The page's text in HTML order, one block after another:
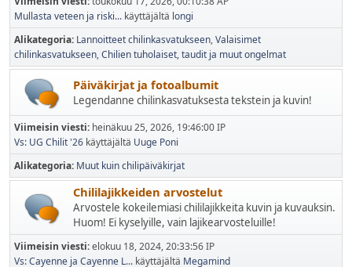
Mullasta veteen ja riski... käyttäjältä longi
Alikategoria Lannoitteet chilinkasvatukseen Valaisimet
chilinkasvatukseen Chilien tuholaiset, taudit ja muut ongelmat
Päiväkirjat ja fotoalbumit
Legendanne chilinkasvatuksesta tekstein ja kuvin!
Viimeisin viesti: heinäkuu 25, 2026, 19:46:00 IP
Vs: UG Chilit '26 käyttäjältä Uuge Poni
Alikategoria Muut kuin chilipäiväkirjat
Chililajikkeiden arvostelut
Arvostele kokeilemiasi chililajikkeita kuvin ja kuvauksin.
Huom! Ei kyselyille, vain lajikearvosteluille!
Viimeisin viesti:elokuu 18, 2024, 20:33:56 IP
Vs: Cayenne ja Cayenne L... käyttäjältä Megamind